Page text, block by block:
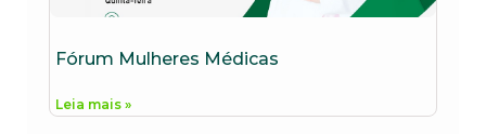
Fórum Mulheres Médicas
Leia mais »